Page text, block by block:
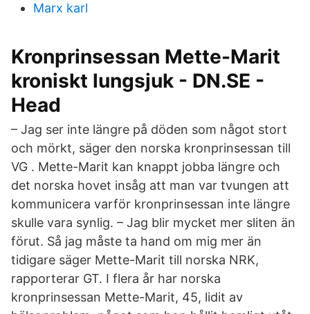
Marx karl
Kronprinsessan Mette-Marit
kroniskt lungsjuk - DN.SE -
Head
– Jag ser inte längre på döden som något stort
och mörkt, säger den norska kronprinsessan till
VG . Mette-Marit kan knappt jobba längre och
det norska hovet insåg att man var tvungen att
kommunicera varför kronprinsessan inte längre
skulle vara synlig. – Jag blir mycket mer sliten än
förut. Så jag måste ta hand om mig mer än
tidigare säger Mette-Marit till norska NRK,
rapporterar GT. I flera år har norska
kronprinsessan Mette-Marit, 45, lidit av